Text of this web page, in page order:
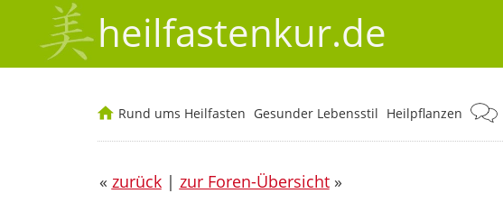
heilfastenkur.de
Rund ums Heilfasten Gesunder Lebensstil Heilpflanzen
« zurück| zur Foren-Übersicht»